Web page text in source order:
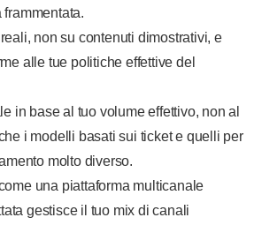
frammentata.
non su contenuti dimostrativi, e
alle tue politiche effettive del
in base al tuo volume effettivo, non al
i modelli basati sui ticket e quelli per
molto diverso.
una piattaforma multicanale
gestisce il tuo mix di canali